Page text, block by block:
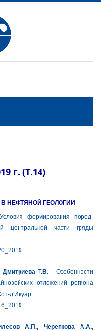
г. (Т.14)
НЕФТЯНОЙ ГЕОЛОГИИ
формирования пород-
центральной части гряды
Т.В.Особенности
отложений региона
д'Ивуар
А.П., Черепкова А.А.,